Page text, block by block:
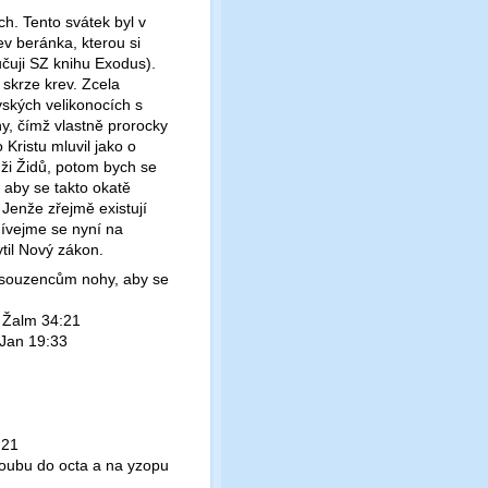
Tento svátek byl v
beránka, kterou si
SZ knihu Exodus).
krev. Zcela
velikonocích s
čímž vlastně prorocky
Kristu mluvil jako o
Židů, potom bych se
se takto okatě
zřejmě existují
se nyní na
Nový zákon.
nohy, aby se
34:21
19:33
do octa a na yzopu